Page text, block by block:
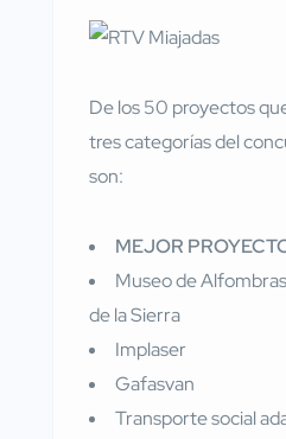
De los 50 proyectos
tres categorías del
son:
MEJOR
Museo de
de la Sierra
Implaser
Gafasvan
Transporte social